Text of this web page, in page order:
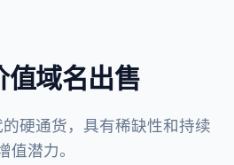
值域名出售
硬通货，具有稀缺性和持续
值潜力。